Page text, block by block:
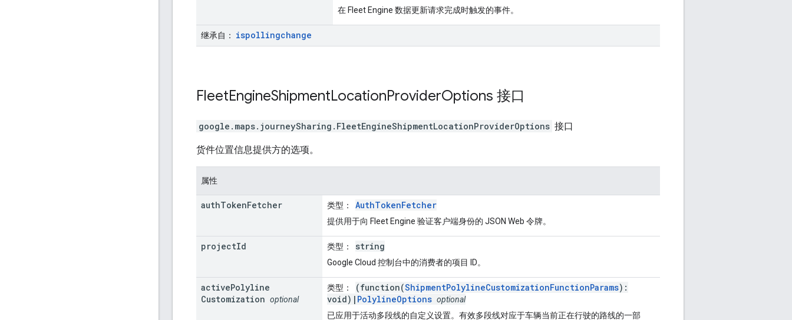
在 Fleet Engine 数据更新请求完成时触发的事件。
继承自 ： ispollingchange
FleetEngineShipmentLocationProviderOptions 接口
google.maps.journeySharing . FleetEngineShipmentLocationProviderOptions 接口
货件位置信息提供方的选项。
属性
authTokenFetcher 类型 ： AuthTokenFetcher
提供用于向 Fleet Engine 验证客户端身份的 JSON Web 令牌。
projectId 类型 ： string
Google Cloud 控制台中的消费者的项目 ID。
activePolyline
Customization optional
类型 ： (function(ShipmentPolylineCustomizationFunctionParams):
void)| PolylineOptions optional
已应用于活动多段线的自定义设置。有效多段线对应于车辆当前正在行驶的路线的一部